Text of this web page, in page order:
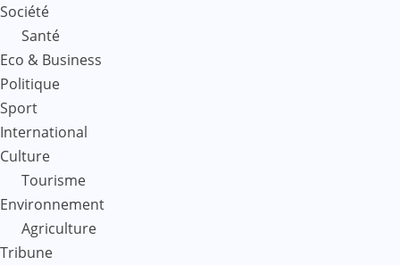
Société
Santé
Eco & Business
Politique
Sport
International
Culture
Tourisme
Environnement
Agriculture
Tribune